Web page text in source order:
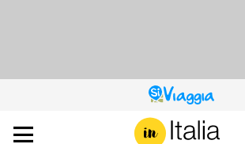
QUESTO
SITO
CONTRIBUISCE
ALL’AUDIENCE
DI